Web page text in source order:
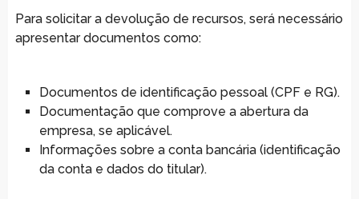
Para solicitar a devolução de recursos, será necessário
apresentar documentos como:
Documentos de identificação pessoal (CPF e RG).
Documentação que comprove a abertura da
empresa, se aplicável.
Informações sobre a conta bancária (identificação
da conta e dados do titular).